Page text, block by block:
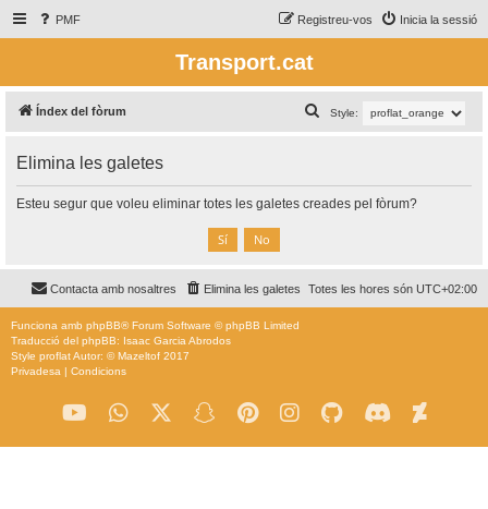
PMF Inicia la sessió
Registreu-vos
Transport.cat
Índex del fòrum Style:
e
c
Elimina les galetes
Esteu segur que voleu eliminar totes les galetes creades pel fòrum?
Totes les hores són UTC+02:00
Elimina les galetes
Contacta amb nosaltres
Funciona amb phpBB® Forum Software © phpBB Limited
Traducció del phpBB: Isaac Garcia Abrodos
Style proflatAutor: ©Mazeltof 2017
Privadesa | Condicions